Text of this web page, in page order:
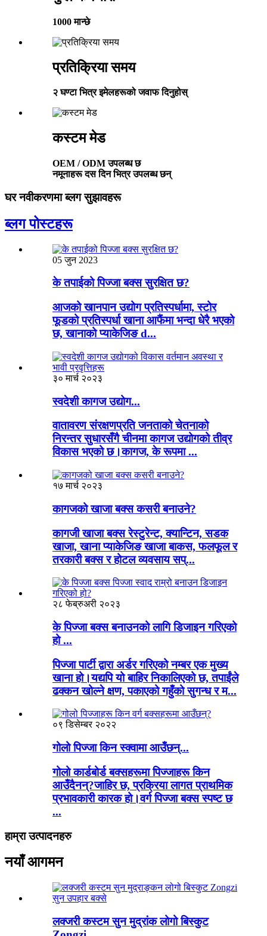
1000 मान्छे
प्रतिक्रिया समय
२ घण्टा भित्र इमेलहरूको जवाफ दिनुहोस्
कस्टम मेड
OEM / ODM उपलब्ध छ
नमूनाहरू दस दिन भित्र उपलब्ध छन्
घर नवीकरणमा ब्लग सुझावहरू
ब्लग पोस्टहरू
05 जुन 2023
के तपाईको पिज्जा बक्स सुरक्षित छ?
आजको खानपान उद्योग प्रतिस्पर्धामा, स्टोर
फूडको प्रतिस्पर्धा खाना आफैंमा भन्दा धेरै भएको
छ, खानाको प्याकेजिङ d...
३० मार्च २०२३
स्वदेशी कागज उद्योग...
वातावरण संरक्षणप्रति जनताको चेतनाको
निरन्तर सुधारसँगै चीनमा कागज उद्योगको तीव्र
विकास भएको छ।कागज, के रूपमा ...
१७ मार्च २०२३
कागजको खाजा बक्स कसरी बनाउने?
कागजी खाजा बक्स रेस्टुरेन्ट, क्यान्टिन, सडक
खाजा, खाना प्याकेजिङ खाजा बाकस, फलफूल र
तरकारी बक्स र होटल व्यवसाय सप्...
२८ फेब्रुअरी २०२३
के पिज्जा बक्स बनाउनको लागि डिजाइन गरिएको
हो ...
पिज्जा पार्टी द्वारा अर्डर गरिएको नम्बर एक मुख्य
खाना हो।यद्यपि यो बाहिर निकालिएको छ, तपाईंले
ढक्कन खोल्ने क्षण, पकाएको गहुँको सुगन्ध र म...
०९ डिसेम्बर २०२२
गोलो पिज्जा किन स्क्वामा आउँछन्...
गोलो कार्डबोर्ड बक्सहरूमा पिज्जाहरू किन
आउँदैनन्?जाहिर छ, प्रक्रिया लागत प्राथमिक
प्रभावकारी कारक हो।वर्ग पिज्जा बक्स स्पष्ट छ
...
हाम्रा उत्पादनहरु
नयाँ आगमन
लक्जरी कस्टम सुन मुद्रांक लोगो बिस्कुट